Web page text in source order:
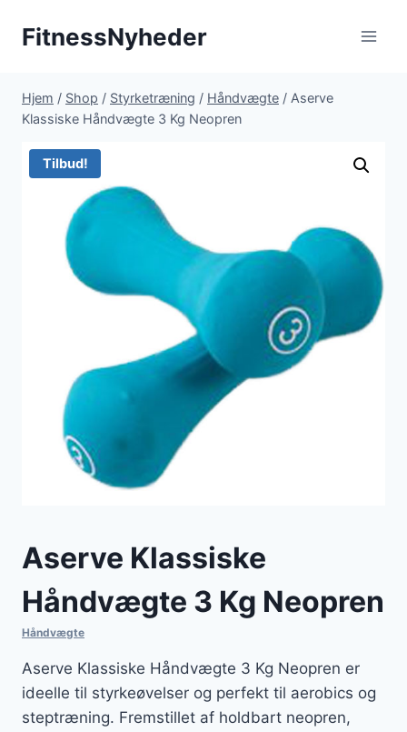
FitnessNyheder
Hjem / Shop / Styrketræning / Håndvægte / Aserve
Klassiske Håndvægte 3 Kg Neopren
Tilbud!
Aserve Klassiske
Håndvægte 3 Kg Neopren
Håndvægte
Aserve Klassiske Håndvægte 3 Kg Neopren er
ideelle til styrkeøvelser og perfekt til aerobics og
steptræning. Fremstillet af holdbart neopren,